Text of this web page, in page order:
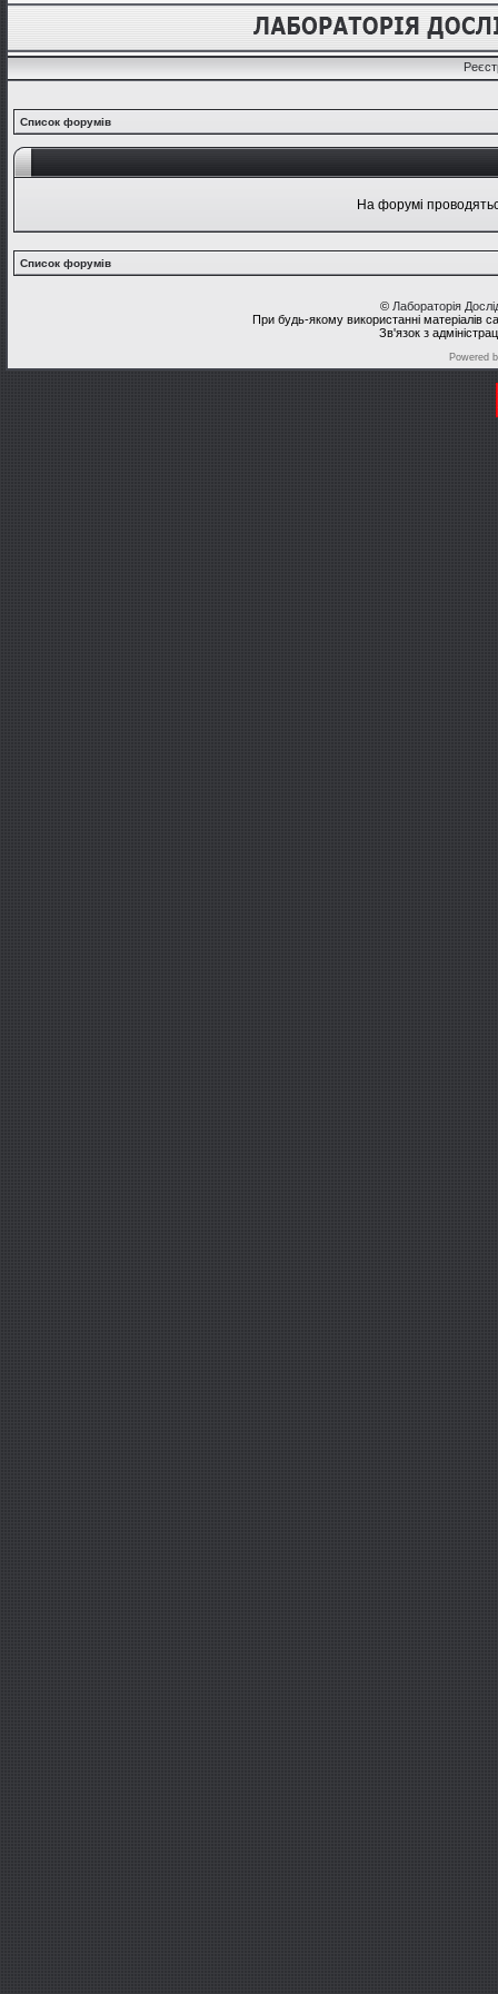
Список форумів
На форумі
Список форумів
© Лабораторія
При будь-якому використанні матеріалів
Зв'язок з
Powered